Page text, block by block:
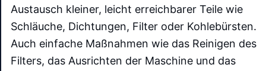
Austausch kleiner, leicht erreichbarer Teile wie
Schläuche, Dichtungen, Filter oder Kohlebürsten.
Auch einfache Maßnahmen wie das Reinigen des
Filters, das Ausrichten der Maschine und das